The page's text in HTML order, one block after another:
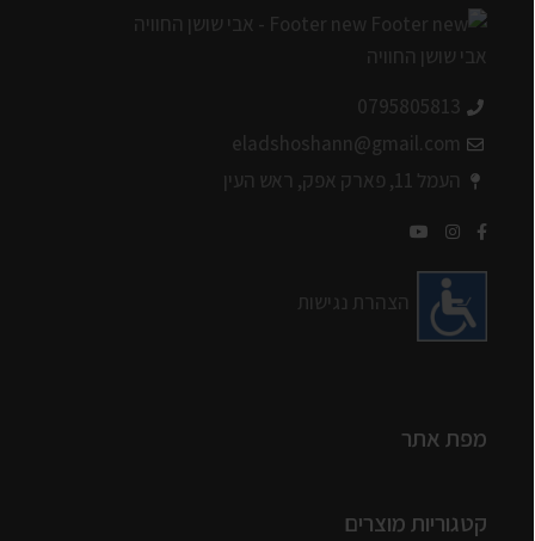
0795805813
eladshoshann@gmail.com
העמל 11, פארק אפק, ראש העין
הצהרת נגישות
מפת אתר
קטגוריות מוצרים